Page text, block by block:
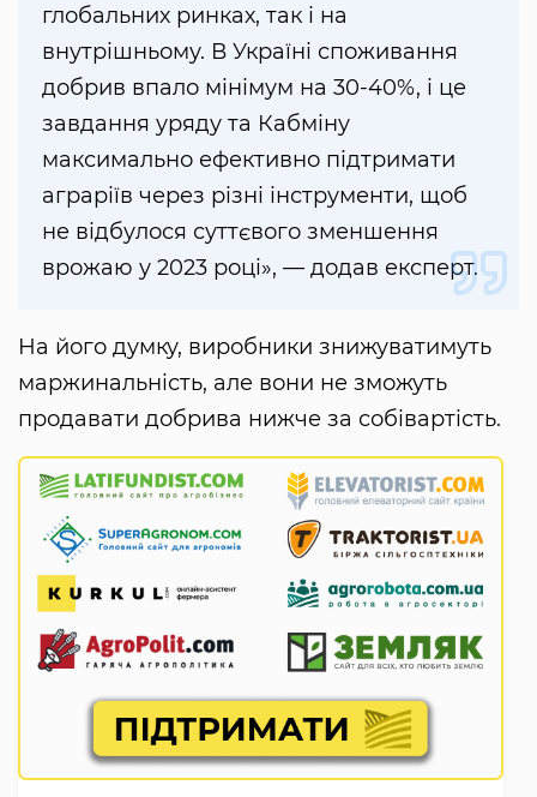
глобальних ринках, так і на
внутрішньому. В Україні споживання
добрив впало мінімум на 30-40%, і це
завдання уряду та Кабміну
максимально ефективно підтримати
аграріїв через різні інструменти, щоб
не відбулося суттєвого зменшення
врожаю у 2023 році», — додав експерт.
На його думку, виробники знижуватимуть
маржинальність, але вони не зможуть
продавати добрива нижче за собівартість.